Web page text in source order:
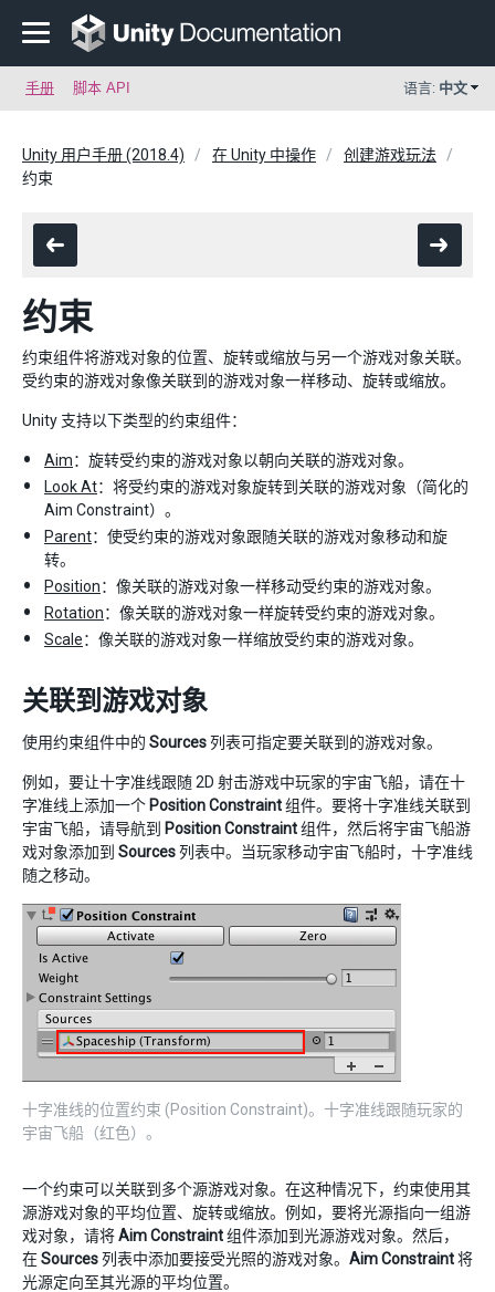
手册 脚本 API 语言: 中文
Unity 用户手册 (2018.4) 在 Unity 中操作
创建游戏玩法
约束
约束
约束组件将游戏对象的位置、旋转或缩放与另一个游戏对象关联。
受约束的游戏对象像关联到的游戏对象一样移动、旋转或缩放。
Unity 支持以下类型的约束组件：
Aim：旋转受约束的游戏对象以朝向关联的游戏对象。
Look At：将受约束的游戏对象旋转到关联的游戏对象（简化的
Aim Constraint）。
Parent：使受约束的游戏对象跟随关联的游戏对象移动和旋
转。
Position：像关联的游戏对象一样移动受约束的游戏对象。
Rotation：像关联的游戏对象一样旋转受约束的游戏对象。
Scale：像关联的游戏对象一样缩放受约束的游戏对象。
关联到游戏对象
使用约束组件中的 Sources列表可指定要关联到的游戏对象。
例如，要让十字准线跟随 2D 射击游戏中玩家的宇宙飞船，请在十
字准线上添加一个 Position Constraint组件。要将十字准线关联到
宇宙飞船，请导航到 Position Constraint组件，然后将宇宙飞船游
戏对象添加到 Sources列表中。当玩家移动宇宙飞船时，十字准线
随之移动。
十字准线的位置约束 (Position Constraint)。十字准线跟随玩家的
宇宙飞船（红色）。
一个约束可以关联到多个源游戏对象。在这种情况下，约束使用其
源游戏对象的平均位置、旋转或缩放。例如，要将光源指向一组游
戏对象，请将Aim Constraint组件添加到光源游戏对象。然后，
在Sources列表中添加要接受光照的游戏对象。 Aim Constraint将
光源定向至其光源的平均位置。